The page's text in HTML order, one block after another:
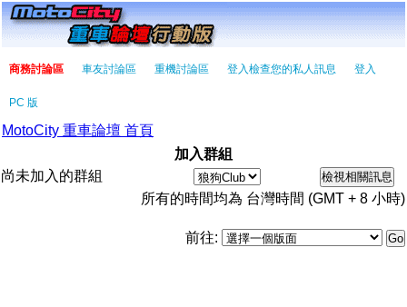
商務討論區 車友討論區 重機討論區 登入檢查您的私人訊息 登入
PC 版
MotoCity 重車論壇 首頁
加入群組
尚未加入的群組
所有的時間均為 台灣時間 (GMT + 8 小時)
前往: